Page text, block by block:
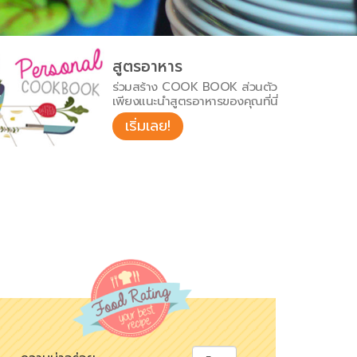
สูตรอาหาร
ร่วมสร้าง COOK BOOK ส่วนตัว
เพียงแนะนำสูตรอาหารของคุณที่นี่
เริ่มเลย!